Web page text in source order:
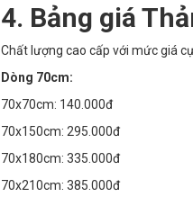
4. Bảng giá
Chất lượng cao cấp với mức giá
Dòng 70cm:
70x70cm: 140.000đ
70x150cm: 295.000đ
70x180cm: 335.000đ
70x210cm: 385.000đ